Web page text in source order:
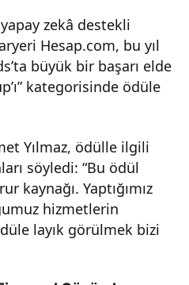
zekâ destekli
Hesap.com, bu yıl
büyük bir başarı elde
kategorisinde ödüle
Yılmaz, ödülle ilgili
söyledi: “Bu ödül
kaynağı. Yaptığımız
hizmetlerin
layık görülmek bizi